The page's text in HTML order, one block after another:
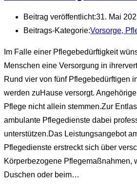
Beitrag veröffentlicht:31. Mai
Beitrags-Kategorie:Vorsorge,
Im Falle einer Pflegebedürftigkeit
Menschen eine Versorgung in
Rund vier von fünf Pflegebedürftigen
werden zuHause versorgt.
Pflege nicht allein stemmen.Zur
ambulante Pflegedienste dabei
unterstützen.Das Leistungsangebot
Pflegedienste erstreckt sich über
Körperbezogene Pflegemaßnahmen,
Duschen oder beim…